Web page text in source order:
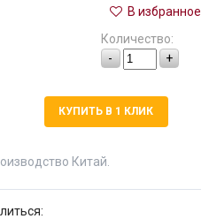
В избранное
Количество:
-
+
КУПИТЬ В 1 КЛИК
Китай.